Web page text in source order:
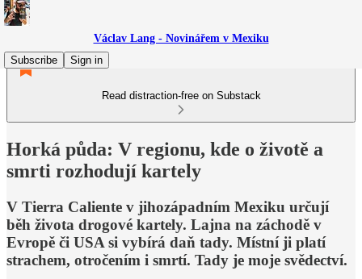
Václav Lang - Novinářem v Mexiku
Subscribe
Sign in
Read distraction-free on Substack
Horká půda: V regionu, kde o životě a
smrti rozhodují kartely
V Tierra Caliente v jihozápadním Mexiku určují
běh života drogové kartely. Lajna na záchodě v
Evropě či USA si vybírá daň tady. Místní ji platí
strachem, otročením i smrtí. Tady je moje svědectví.